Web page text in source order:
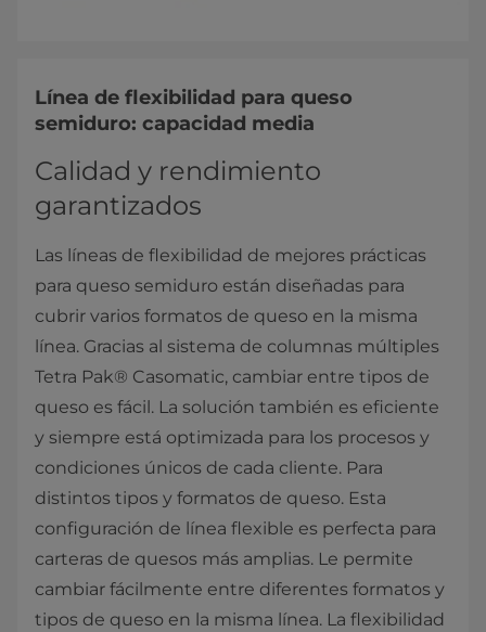
Línea de flexibilidad para queso
semiduro: capacidad media
Calidad y rendimiento
garantizados
Las líneas de flexibilidad de mejores prácticas
para queso semiduro están diseñadas para
cubrir varios formatos de queso en la misma
línea. Gracias al sistema de columnas múltiples
Tetra Pak® Casomatic, cambiar entre tipos de
queso es fácil. La solución también es eficiente
y siempre está optimizada para los procesos y
condiciones únicos de cada cliente. Para
distintos tipos y formatos de queso. Esta
configuración de línea flexible es perfecta para
carteras de quesos más amplias. Le permite
cambiar fácilmente entre diferentes formatos y
tipos de queso en la misma línea. La flexibilidad